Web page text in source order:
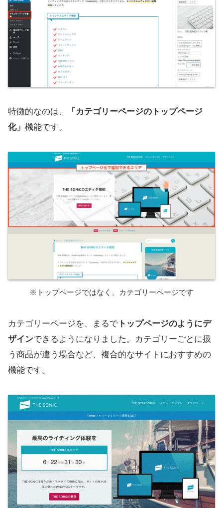
特徴的なのは、
「カテゴリーページのトップページ
化」 機能です。
※トップページではなく、カテゴリーページです
カテゴリーページを、まるで トップページのようにデ
ザインできるようになりました。カテゴリーごとに扱
う商品が違う場合など、複合的なサイトにおすすめの
機能です。